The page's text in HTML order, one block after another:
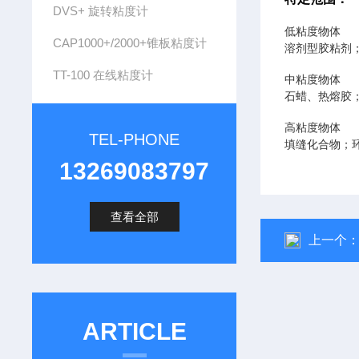
DVS+ 旋转粘度计
CAP1000+/2000+锥板粘度计
TT-100 在线粘度计
TEL-PHONE
13269083797
查看全部
ARTICLE
低粘度物体
溶剂型胶粘剂
中粘度物体
石蜡、热熔胶
高粘度物体
填缝化合物；
上一个